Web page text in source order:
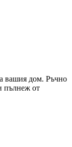
вашия дом. Ръчно
пълнеж от